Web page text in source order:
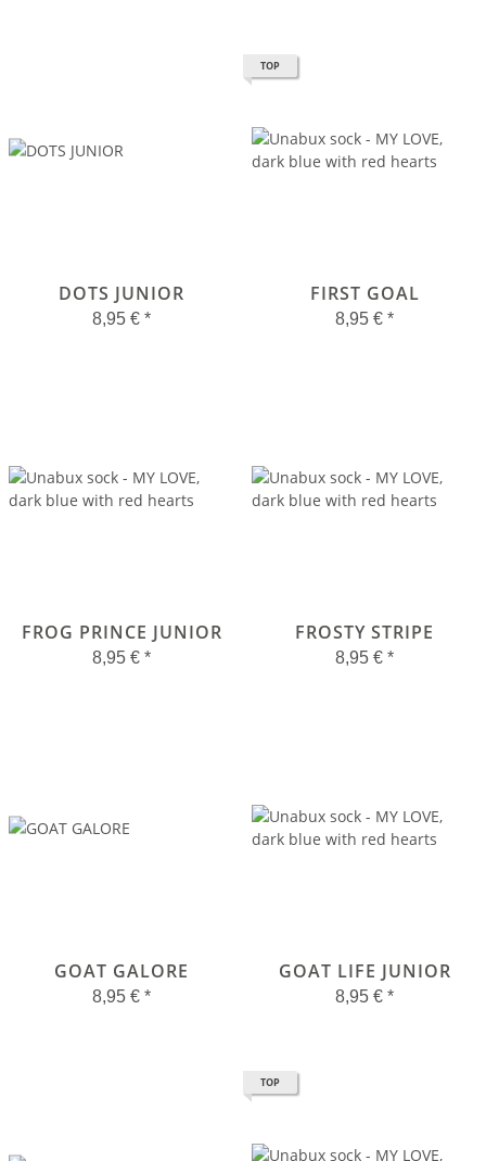
DOTS JUNIOR
8,95 € *
TOP
FIRST GOAL
8,95 € *
FROG PRINCE JUNIOR
8,95 € *
FROSTY STRIPE
8,95 € *
GOAT GALORE
8,95 € *
GOAT LIFE JUNIOR
8,95 € *
TOP